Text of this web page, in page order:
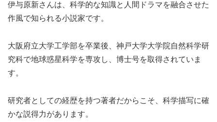
伊与原新さんは、科学的な知識と人間ドラマを融合させた
作風で知られる小説家です。
大阪府立大学工学部を卒業後、神戸大学大学院自然科学研
究科で地球惑星科学を専攻し、博士号を取得されていま
す。
研究者としての経歴を持つ著者だからこそ、科学描写に確
かな説得力があります。